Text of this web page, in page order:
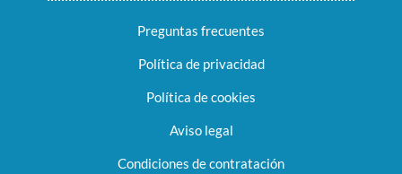
Preguntas frecuentes
Política de privacidad
Política de cookies
Aviso legal
Condiciones de contratación